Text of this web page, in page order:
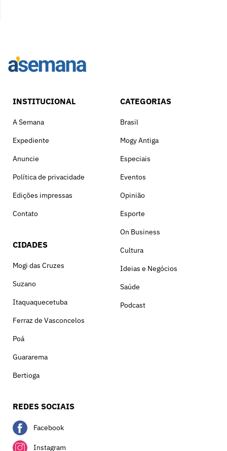
INSTITUCIONAL
A Semana
Expediente
Anuncie
Política de privacidade
Edições impressas
Contato
CIDADES
Mogi das Cruzes
Suzano
Itaquaquecetuba
Ferraz de Vasconcelos
Poá
Guararema
Bertioga
CATEGORIAS
Brasil
Mogy Antiga
Especiais
Eventos
Opinião
Esporte
On Business
Cultura
Ideias e Negócios
Saúde
Podcast
REDES SOCIAIS
Facebook
Instagram